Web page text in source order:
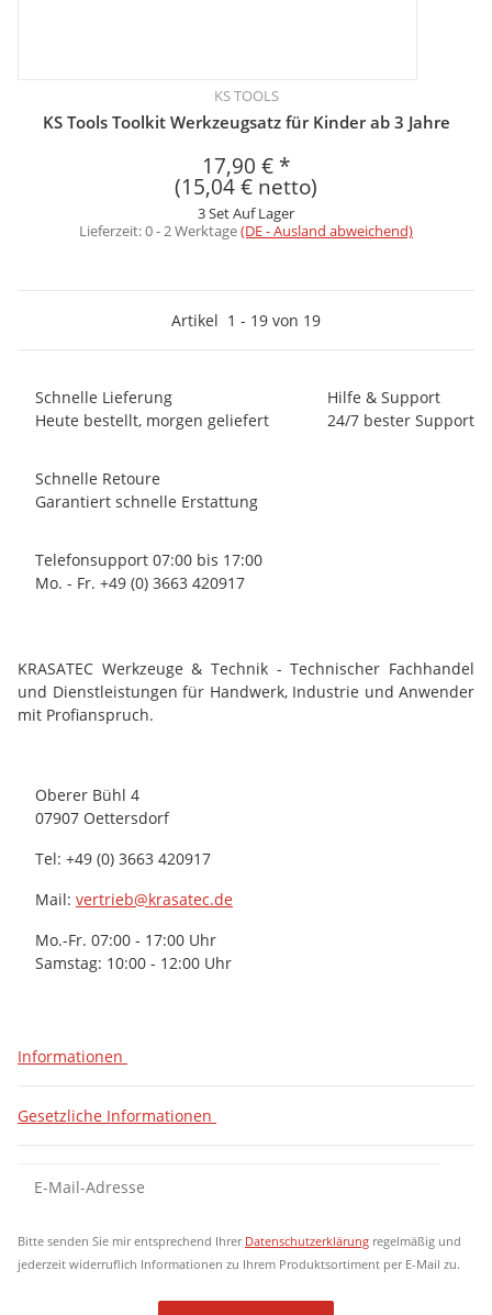
KS TOOLS
KS Tools Toolkit Werkzeugsatz für Kinder ab 3 Jahre
17,90 € *
(15,04 € netto)
3 Set Auf Lager
Lieferzeit:0 - 2 Werktage(DE - Ausland abweichend)
Artikel 1 - 19 von 19
Schnelle Lieferung
Heute bestellt, morgen geliefert
Hilfe & Support
24/7 bester Support
Schnelle Retoure
Garantiert schnelle Erstattung
Telefonsupport 07:00 bis 17:00
Mo. - Fr. +49 (0) 3663 420917
KRASATEC Werkzeuge & Technik - Technischer Fachhandel
und Dienstleistungen für Handwerk, Industrie und Anwender
mit Profianspruch.
Oberer Bühl 4
07907 Oettersdorf
Tel: +49 (0) 3663 420917
Mail: vertrieb@krasatec.de
Mo.-Fr. 07:00 - 17:00 Uhr
Samstag: 10:00 - 12:00 Uhr
Informationen
Gesetzliche Informationen
Newsletter Abonnieren
Bitte senden Sie mir entsprechend Ihrer Datenschutzerklärung regelmäßig und
jederzeit widerruflich Informationen zu Ihrem Produktsortiment per E-Mail zu.